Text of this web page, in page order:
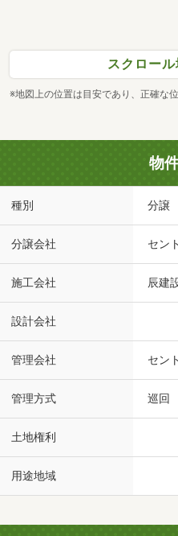
スクロー
※地図上の位置は目安であり、正確な
物
種別 分譲
分譲会社 セン
施工会社 辰建
設計会社
管理会社 セン
管理方式 巡回
土地権利
用途地域